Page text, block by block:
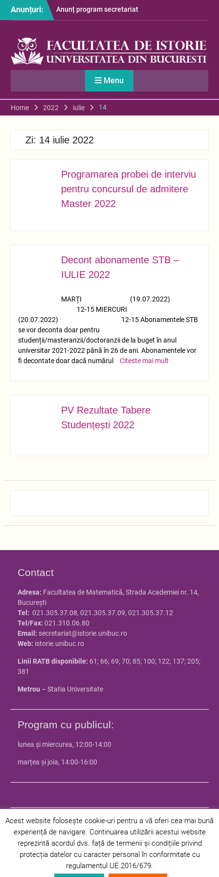
Anunțuri:
Anunț program secretariat
– luna august
2026
S-au afișat informațiile
despre cazarea studenților
în anul universitar 2026-
Menu
Home 2022 iulie 14
Zi: 14 iulie 2022
Programarea probei de interviu
pentru concursul de admitere
Master 2022
Decont abonamente STB –
IULIE 2022
MARȚI (19.07.2022)
12-15 MIERCURI
(20.07.2022) 12-15 Abonamentele STB
se vor deconta doar pentru
studenții/masteranzii/doctoranzii de la buget în anul
universitar 2021-2022 până în 26 de ani. Abonamentele vor
fi decontate doar dacă numărul
Citeste mai mult
PV Rezultate Tabere
Studențești 2022
Contact
Adresa: Facultatea de Matematică, Strada Academiei nr. 14,
Bucureşti
Tel: 021.305.37.08, 021.305.37.09, 021.305.37.12
Tel/Fax: 021.310.06.80
Email: secretariat@istorie.unibuc.ro
Web: istorie.unibuc.ro
Linii RATB disponibile: 61; 66; 69; 70; 85; 100; 122; 137; 205;
381
Metrou – Statia Universitate
Program cu publicul:
lunea și miercurea, 12:00-14:00
marțea și joia, 14:00-16:00
© 2024 Facultatea de Istorie - Universitatea din Bucuresti | Toate
drepturile rezervate |Politica de confidentialitate|Politica privind
cookie-urile
Acest website folosește cookie-uri pentru a vă oferi cea mai bună
experiență de navigare. Continuarea utilizării acestui website
reprezintă acordul dvs. față de termenii și condițiile privind
protecția datelor cu caracter personal în conformitate cu
regulamentul UE 2016/679.